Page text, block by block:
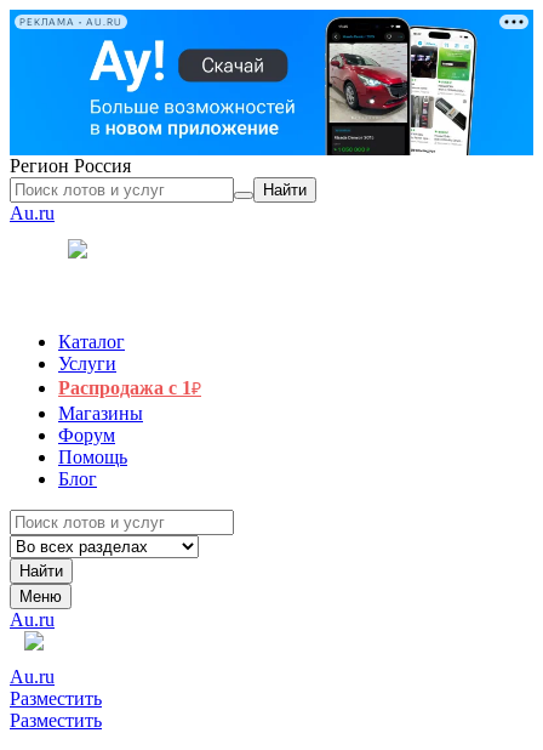
РЕКЛАМА • AU.RU
Регион Россия
Найти
Au.ru
Каталог
Услуги
Распродажа с 1₽
Магазины
Форум
Помощь
Блог
Найти
Меню
Au.ru
Au.ru
Разместить
Разместить